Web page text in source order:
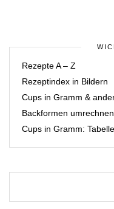
Rezepte A – Z
Rezeptindex in Bildern
Cups in Gramm &
Backformen
Cups in Gramm: